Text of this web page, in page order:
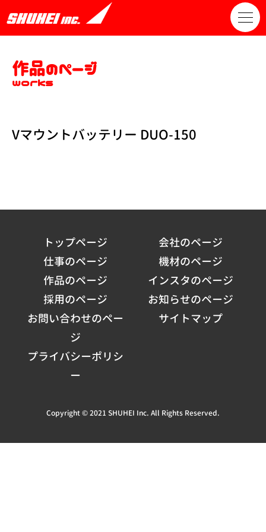
作品のページ
works
Vマウントバッテリー DUO-150
トップページ
会社のページ
仕事のページ
機材のページ
作品のページ
インスタのページ
採用のページ
お知らせのページ
お問い合わせのペー
ジ
サイトマップ
プライバシーポリシ
ー
Copyright © 2021 SHUHEI Inc. All Rights Reserved.